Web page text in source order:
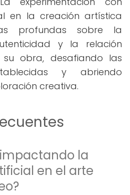
en la creación artística
profundas sobre la
y la relación
obra, desafiando las
y abriendo
creativa.
la
en el arte